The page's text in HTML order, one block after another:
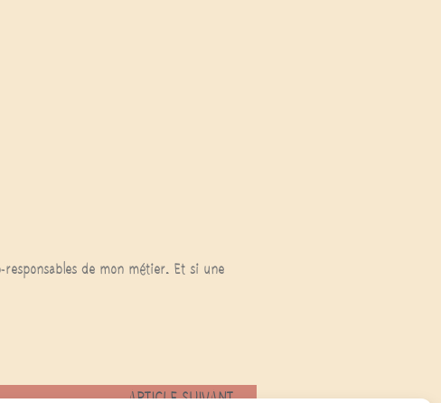
de mon métier. Et si une
ARTICLE SUIVANT